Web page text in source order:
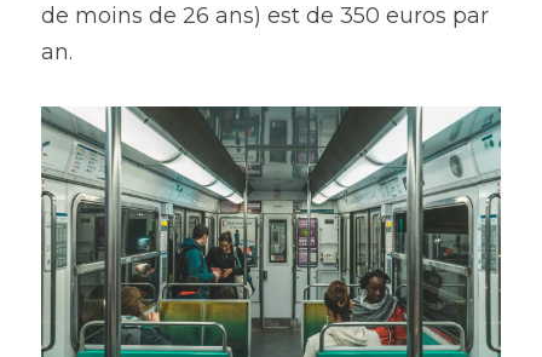
de moins de 26 ans) est de 350 euros par
an.